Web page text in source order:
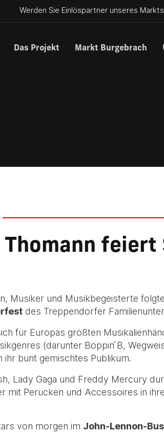
Werden Sie Einlöspartner unseres
Das Projekt Markt Burgebrach
Thomann
Musiker und Musikbegeisterte
des Treppendorfer
für Europas größten
(darunter Boppin ́B,
ihr bunt gemischtes Publikum.
Lady Gaga und Freddy Mercury
mit Perücken und Accessoires in
von morgen im John-Lennon-Bus